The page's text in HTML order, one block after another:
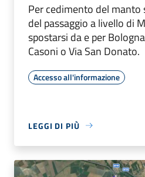
Per cedimento del manto
del passaggio a livello di
spostarsi da e per
Casoni o Via San Donato.
Accesso all'informazione
LEGGI DI PIÙ